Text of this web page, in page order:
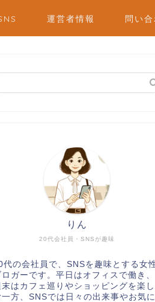
運営者情報 問い
20代会社員・SNSが趣味
りん
代の会社員で、SNSを趣味とする女
ロガーです。平日はオフィスで働き、
末はカフェ巡りやショッピングを楽し
一方、SNSでは日々の出来事やお気に